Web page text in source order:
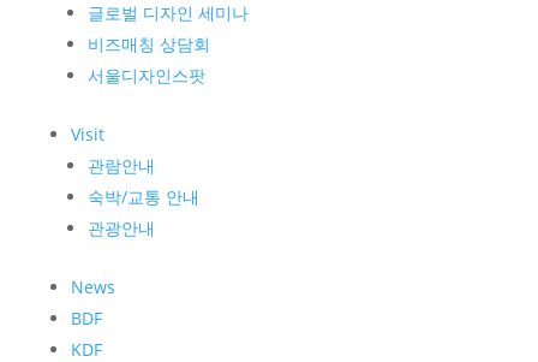
글로벌 디자인 세미나
비즈매칭 상담회
서울디자인스팟
Visit
관람안내
숙박/교통 안내
관광안내
News
BDF
KDF